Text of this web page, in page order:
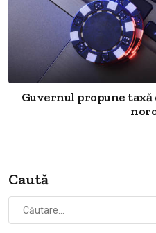
Guvernul propune taxă
Caută
Caută
după: